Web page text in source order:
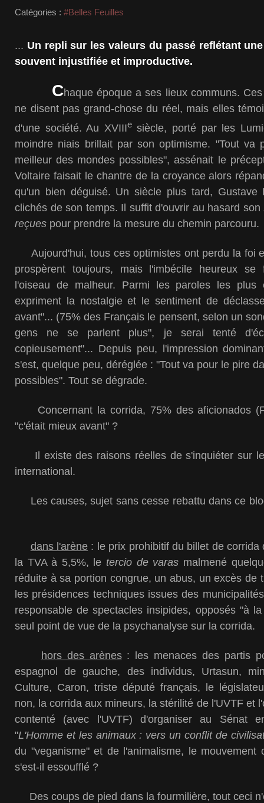
Catégories : #Belles Feuilles
... Un repli sur les valeurs du passé reflétant
souvent injustifiée et improductive.
Chaque époque a ses lieux communs.
ne disent pas grand-chose du réel, mais elles
d'une société. Au XVIIIesiècle, porté par les
moindre niais brillait par son optimisme. "Tout va
meilleur des mondes possibles", assénait le
Voltaire faisait le chantre de la croyance alors
qu'un bien déguisé. Un siècle plus tard, Gustave
clichés de son temps. Il suffit d'ouvrir au hasard son
reçues pour prendre la mesure du chemin parcouru.
Aujourd'hui, tous ces optimistes ont perdu la foi
prospèrent toujours, mais l'imbécile heureux
l'oiseau de malheur. Parmi les paroles les plus
expriment la nostalgie et le sentiment de
avant"... (75% des Français le pensent, selon un
gens ne se parlent plus", je serai tenté
copieusement"... Depuis peu, l'impression
s'est, quelque peu, déréglée : "Tout va pour le pire
possibles". Tout se dégrade.
Concernant la corrida, 75% des aficionados
"c'était mieux avant" ?
Il existe des raisons réelles de s'inquiéter sur
international.
Les causes, sujet sans cesse rebattu dans ce
dans l'arène : le prix prohibitif du billet de
la TVA à 5,5%, le tercio de varas malmené
réduite à sa portion congrue, un abus, un excès de
les présidences techniques issues des
responsable de spectacles insipides, opposés "à
seul point de vue de la psychanalyse sur la corrida.
hors des arènes: les menaces des partis
espagnol de gauche, des individus, Urtasun,
Culture, Caron, triste député français, le
non, la corrida aux mineurs, la stérilité de l'UVTF et
contenté (avec l'UVTF) d'organiser au Sénat
"L'Homme et les animaux : vers un conflit de
du "veganisme" et de l'animalisme, le mouvement
s'est-il essoufflé ?
Des coups de pied dans la fourmilière, tout ceci